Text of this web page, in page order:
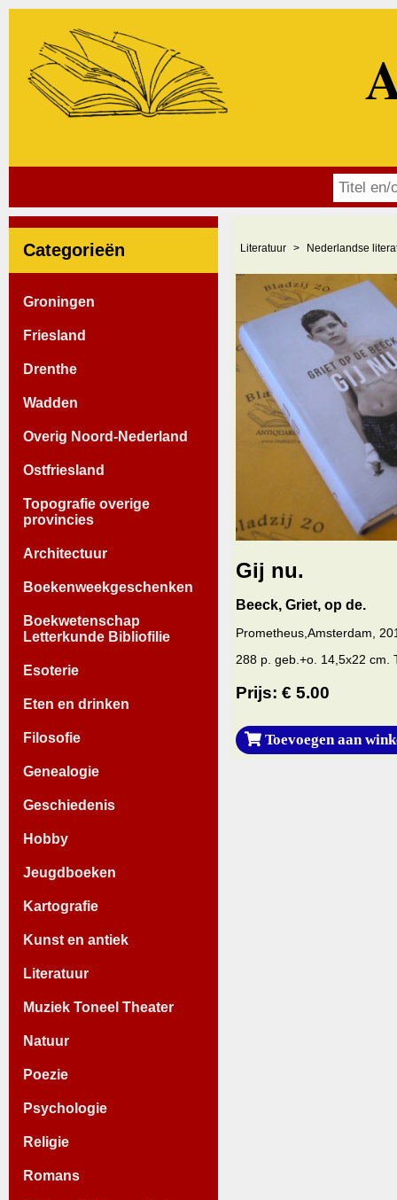
Categorieën
Groningen
Friesland
Drenthe
Wadden
Overig Noord-Nederland
Ostfriesland
Topografie overige
provincies
Architectuur
Boekenweekgeschenken
Boekwetenschap
Letterkunde Bibliofilie
Esoterie
Eten en drinken
Filosofie
Genealogie
Geschiedenis
Hobby
Jeugdboeken
Kartografie
Kunst en antiek
Literatuur
Muziek Toneel Theater
Natuur
Poezie
Psychologie
Religie
Romans
Literatuur Nederlandse
Gij nu.
Beeck, Griet, op de.
Prometheus,Amsterdam,
288 p. geb.+o. 14,5x22 cm.
Prijs: € 5.00
Toevoegen aan